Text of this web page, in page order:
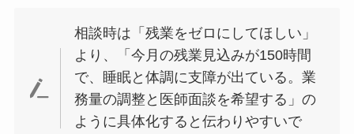
相談時は「残業をゼロにしてほしい」
より、「今月の残業見込みが150時間
で、睡眠と体調に支障が出ている。業
務量の調整と医師面談を希望する」の
ように具体化すると伝わりやすいで